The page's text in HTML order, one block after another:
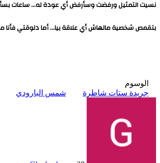
نسيت التمثيل ورفضت وسأرفض أي عودة له… ساعات
بتقمص شخصية مالهاش أي علاقة بيا… أما دلوقتي
الوسوم
جريدة ستات شاطرة
شمس البارودي